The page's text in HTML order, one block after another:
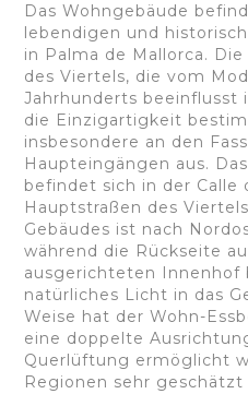
Das Wohngebäude
lebendigen und
in Palma de Mallorca.
des Viertels, die vom
Jahrhunderts beeinflusst
die Einzigartigkeit
insbesondere an den
Haupteingängen aus.
befindet sich in der Calle
Hauptstraßen des
Gebäudes ist nach
während die Rückseite
ausgerichteten Innenhof
natürliches Licht in das
Weise hat der Wohn-
eine doppelte
Querlüftung ermöglicht
Regionen sehr geschätzt